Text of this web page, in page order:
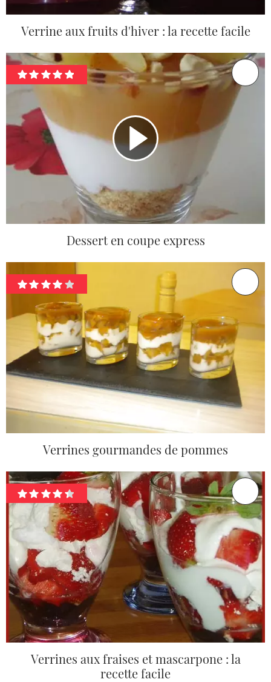
Verrine aux fruits d'hiver : la recette facile
Dessert en coupe express
Verrines gourmandes de pommes
Verrines aux fraises et mascarpone : la
recette facile